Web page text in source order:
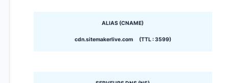
ALIAS (CNAME)
cdn.sitemakerlive.com (TTL : 3599)